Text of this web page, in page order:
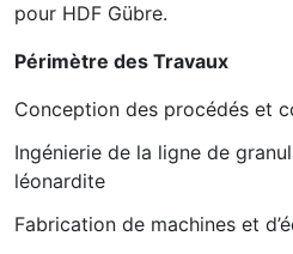
pour HDF Gübre.
Périmètre des Travaux
Conception des procédés et
Ingénierie de la ligne de
léonardite
Fabrication de machines et